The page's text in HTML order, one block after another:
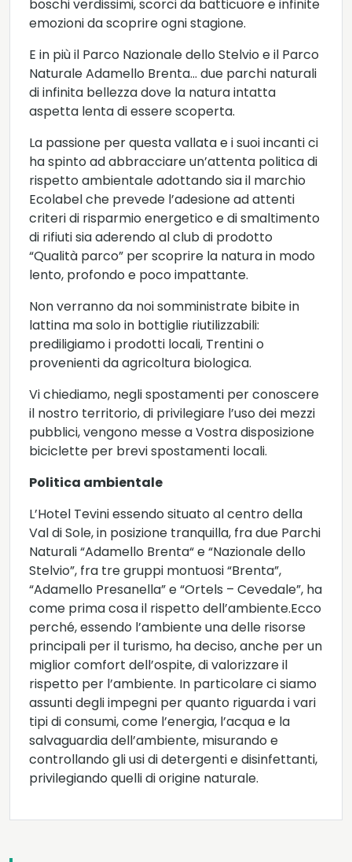
boschi verdissimi, scorci da batticuore e infinite
emozioni da scoprire ogni stagione.
E in più il Parco Nazionale dello Stelvio e il Parco
Naturale Adamello Brenta… due parchi naturali
di infinita bellezza dove la natura intatta
aspetta lenta di essere scoperta.
La passione per questa vallata e i suoi incanti ci
ha spinto ad abbracciare un’attenta politica di
rispetto ambientale adottando sia il marchio
Ecolabel che prevede l’adesione ad attenti
criteri di risparmio energetico e di smaltimento
di rifiuti sia aderendo al club di prodotto
“Qualità parco” per scoprire la natura in modo
lento, profondo e poco impattante.
Non verranno da noi somministrate bibite in
lattina ma solo in bottiglie riutilizzabili:
prediligiamo i prodotti locali, Trentini o
provenienti da agricoltura biologica.
Vi chiediamo, negli spostamenti per conoscere
il nostro territorio, di privilegiare l’uso dei mezzi
pubblici, vengono messe a Vostra disposizione
biciclette per brevi spostamenti locali.
Politica ambientale
L’Hotel Tevini essendo situato al centro della
Val di Sole, in posizione tranquilla, fra due Parchi
Naturali “Adamello Brenta“ e “Nazionale dello
Stelvio”, fra tre gruppi montuosi “Brenta”,
“Adamello Presanella” e “Ortels – Cevedale”, ha
come prima cosa il rispetto dell’ambiente.Ecco
perché, essendo l’ambiente una delle risorse
principali per il turismo, ha deciso, anche per un
miglior comfort dell’ospite, di valorizzare il
rispetto per l’ambiente. In particolare ci siamo
assunti degli impegni per quanto riguarda i vari
tipi di consumi, come l’energia, l’acqua e la
salvaguardia dell’ambiente, misurando e
controllando gli usi di detergenti e disinfettanti,
privilegiando quelli di origine naturale.